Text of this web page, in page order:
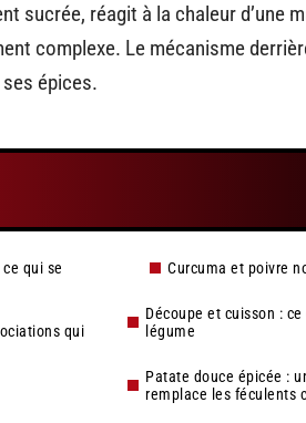
sucrée, réagit à la chaleur d’une
complexe. Le mécanisme
ses épices.
qui se
qui
Curcuma et poivre
Découpe et cuisson :
légume
Patate douce épicée :
remplace les féculents